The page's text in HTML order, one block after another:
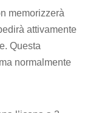
memorizzerà
attivamente
Questa
normalmente